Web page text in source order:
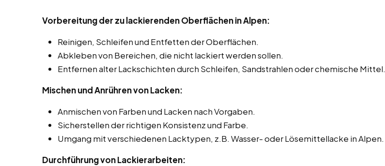
Vorbereitung der zu lackierenden Oberflächen in Alpen:
Reinigen, Schleifen und Entfetten der Oberflächen.
Abkleben von Bereichen, die nicht lackiert werden sollen.
Entfernen alter Lackschichten durch Schleifen, Sandstrahlen oder chemische Mittel.
Mischen und Anrühren von Lacken:
Anmischen von Farben und Lacken nach Vorgaben.
Sicherstellen der richtigen Konsistenz und Farbe.
Umgang mit verschiedenen Lacktypen, z.B. Wasser- oder Lösemittellacke in Alpen.
Durchführung von Lackierarbeiten: